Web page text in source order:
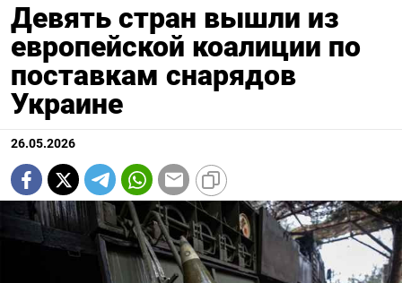
Девять стран вышли из
европейской коалиции по
поставкам снарядов
Украине
26.05.2026